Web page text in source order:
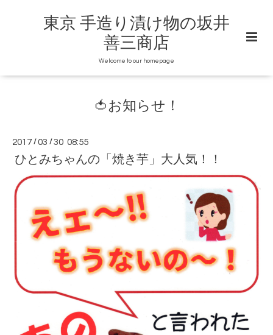
東京 手造り漬け物の坂井
善三商店
Welcome to our homepage
🍅お知らせ！
2017 /03 /30 08:55
ひとみちゃんの「焼き芋」大人気！！